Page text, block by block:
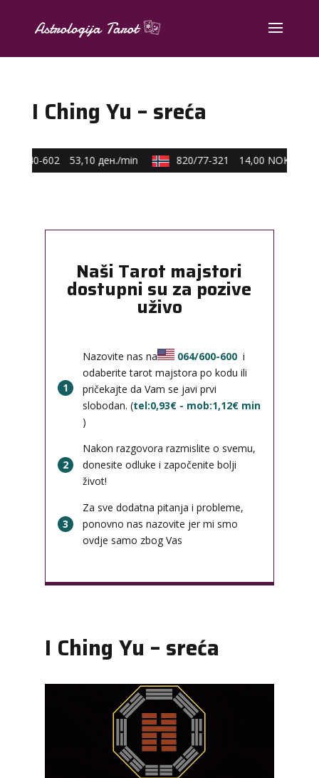
I Ching Yu – sreća
40-602 53,10 ден./min 820/77-321 14,00 NOK/min
Naši Tarot majstori
dostupni su za pozive
uživo
1
Nazovite nas na 064/600-600 i
odaberite tarot majstora po kodu ili
pričekajte da Vam se javi prvi
slobodan. (tel:0,93€ - mob:1,12€ min
)
2
Nakon razgovora razmislite o svemu,
donesite odluke i započenite bolji
život!
3
Za sve dodatna pitanja i probleme,
ponovno nas nazovite jer mi smo
ovdje samo zbog Vas
I Ching Yu – sreća